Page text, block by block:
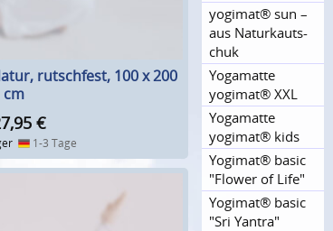
rutschfest, 100 x 200
cm
€
1-3 Tage
yogimat® sun –
aus Naturkauts­
chuk
Yogamatte
yogimat® XXL
Yogamatte
yogimat® kids
Yogimat® basic
"Flower of Life"
Yogimat® basic
"Sri Yantra"